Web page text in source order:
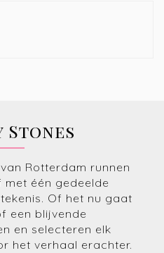
Stones
Rotterdam runnen
één gedeelde
Of het nu gaat
een blijvende
en selecteren elk
het verhaal erachter.